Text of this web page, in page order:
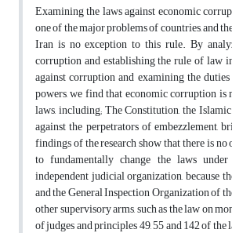
Examining the laws against economic
one of the major problems of countries, and
Iran is no exception to this rule. By
corruption and establishing the rule of law
against corruption and examining the
powers, we find that economic corruption is
laws, including; The Constitution, the
against the perpetrators of embezzlement,
findings of the research show that there is
to fundamentally change the laws
independent judicial organization, because
and the General Inspection Organization of
other supervisory arms, such as the law on
of judges and principles 49, 55 and 142 of